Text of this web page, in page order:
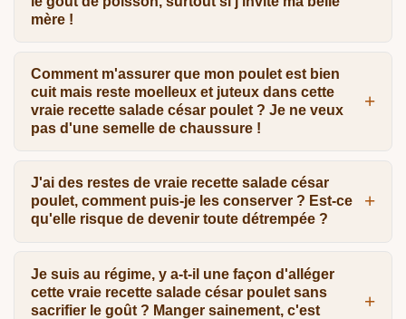
mère !
Comment m'assurer que mon poulet est bien
cuit mais reste moelleux et juteux dans cette
vraie recette salade césar poulet ? Je ne veux
pas d'une semelle de chaussure !
J'ai des restes de vraie recette salade césar
poulet, comment puis-je les conserver ? Est-ce
qu'elle risque de devenir toute détrempée ?
Je suis au régime, y a-t-il une façon d'alléger
cette vraie recette salade césar poulet sans
sacrifier le goût ? Manger sainement, c'est